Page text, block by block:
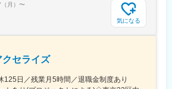
月） 〜
気になる
セライズ
125日／残業月5時間／退職金制度あり